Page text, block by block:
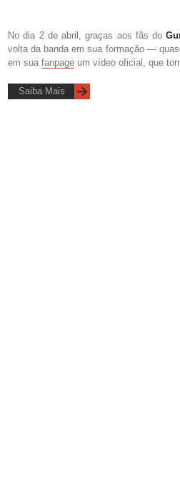
No dia 2 de abril, graças aos fãs do
volta da banda em sua formação —
em sua fanpage um vídeo oficial, que
Saiba Mais